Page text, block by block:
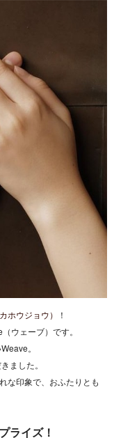
ホウジョウ）
！
ウェーブ）です。
。
ました。
な印象で、おふたりとも
ライズ！